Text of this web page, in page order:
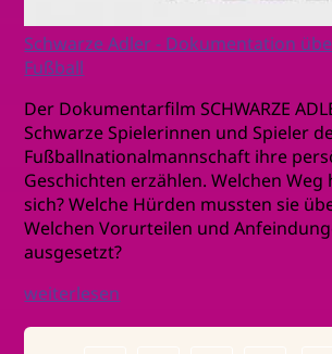
Schwarze Adler - Dokumentation
Fußball
Der Dokumentarfilm SCHWARZE
Schwarze Spielerinnen und Spieler
Fußballnationalmannschaft ihre
Geschichten erzählen. Welchen
sich? Welche Hürden mussten sie
Welchen Vorurteilen und
ausgesetzt?
weiterlesen